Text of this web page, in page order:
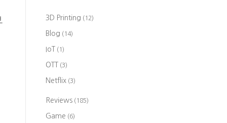
3D Printing (12)
Blog (14)
IoT (1)
OTT (3)
Netflix (3)
Reviews (185)
Game (6)